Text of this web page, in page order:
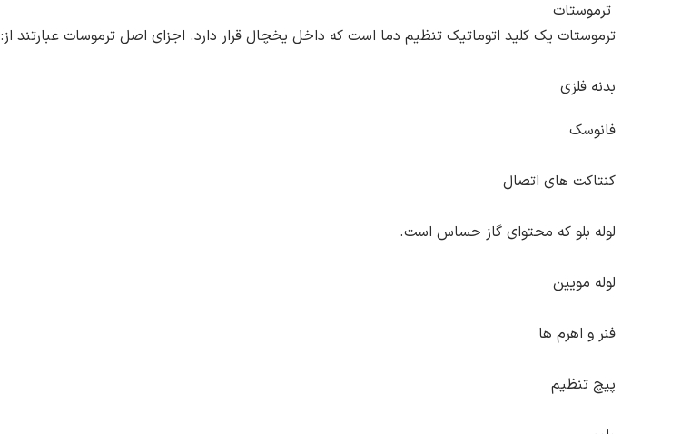
ترموستات
ترموستات یک کلید اتوماتیک تنظیم دما است که داخل یخچال قرار دارد. اجزای اصل ترموسات عبارتند از:
بدنه فلزی
فانوسک
کنتاکت های اتصال
لوله بلو که محتوای گاز حساس است.
لوله مویین
فنر و اهرم ها
پیچ تنظیم